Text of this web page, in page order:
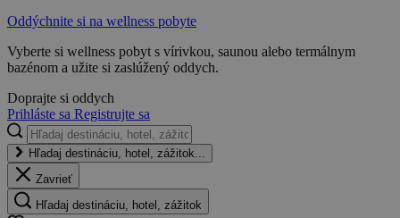
Oddýchnite si na wellness pobyte
Vyberte si wellness pobyt s vírivkou, saunou alebo termálnym
bazénom a užite si zaslúžený oddych.
Doprajte si oddych
Prihláste sa Registrujte sa
Hľadaj destináciu, hotel, zážitok...
Zavrieť
Hľadaj destináciu, hotel, zážitok